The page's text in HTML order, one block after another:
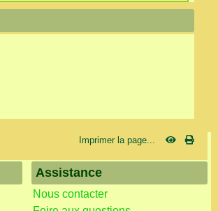
Imprimer la page...
Assistance
Nous contacter